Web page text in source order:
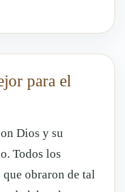
para el
Dios y su
Todos los
obraron de tal